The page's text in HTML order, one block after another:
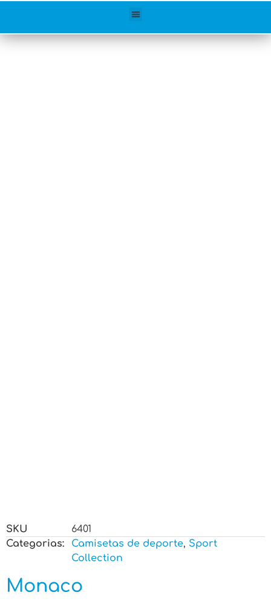
SKU
6401
Categorias:
Camisetas de deporte, Sport
Collection
Monaco